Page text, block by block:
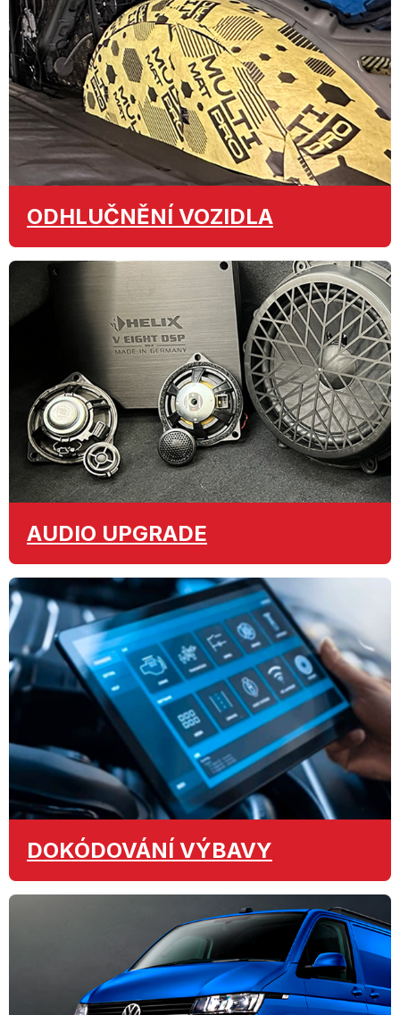
ODHLUČNĚNÍ VOZIDLA
AUDIO UPGRADE
DOKÓDOVÁNÍ VÝBAVY